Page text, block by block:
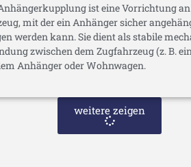
ist eine Vorrichtung
mit der ein Anhänger sicher
werden kann. Sie dient als stabile
zwischen dem Zugfahrzeug (z. B.
Anhänger oder Wohnwagen.
weitere zeigen